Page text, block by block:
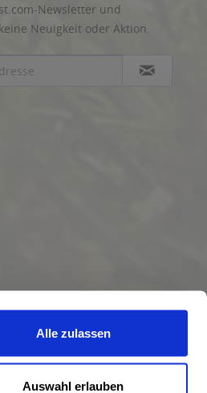
Alle zulassen
Auswahl erlauben
Newsletter und
Neuigkeit oder Aktion.